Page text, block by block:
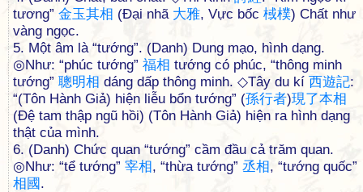
tương” 金玉其相 (Đại nhã 大雅, Vực bốc 棫樸) Chất như
vàng ngọc.
5. Một âm là “tướng”. (Danh) Dung mạo, hình dạng.
◎Như: “phúc tướng” 福相 tướng có phúc, “thông minh
tướng” 聰明相 dáng dấp thông minh. ◇Tây du kí 西遊記:
“(Tôn Hành Giả) hiện liễu bổn tướng” (孫行者)現了本相
(Đệ tam thập ngũ hồi) (Tôn Hành Giả) hiện ra hình dạng
thật của mình.
6. (Danh) Chức quan “tướng” cầm đầu cả trăm quan.
◎Như: “tể tướng” 宰相, “thừa tướng” 丞相, “tướng quốc”
相國.